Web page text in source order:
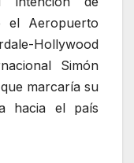
el Aeropuerto
Hollywood
Simón
marcaría su
hacia el país